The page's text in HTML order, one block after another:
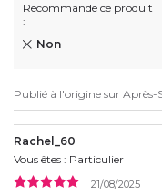
Recommande ce produit
:
Non
Publié à l'origine sur Après-
Rachel_60
Vous êtes : Particulier
21/08/2025